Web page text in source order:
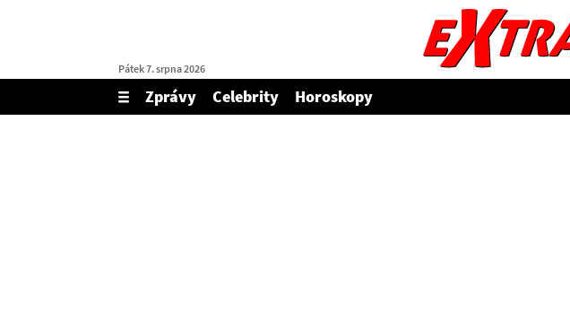
Pátek 7. srpna 2026
Zobrazit/skrýt
menu
Zprávy Celebrity
Horoskopy